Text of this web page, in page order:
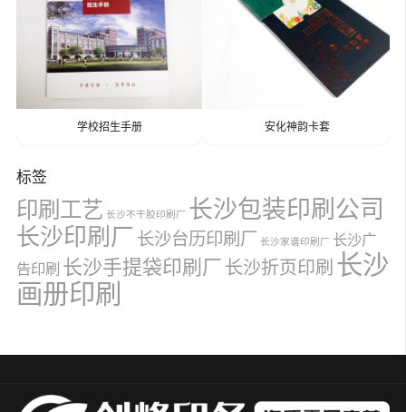
学校招生手册 安化神韵卡套
标签
印刷工艺 长沙不干胶印刷厂 长沙包装印刷公司
长沙印刷厂 长沙台历印刷厂 长沙家谱印刷厂 长沙广
告印刷 长沙手提袋印刷厂 长沙折页印刷 长沙
画册印刷